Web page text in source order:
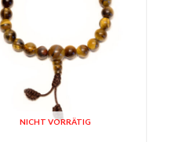
NICHT VORRÄTIG